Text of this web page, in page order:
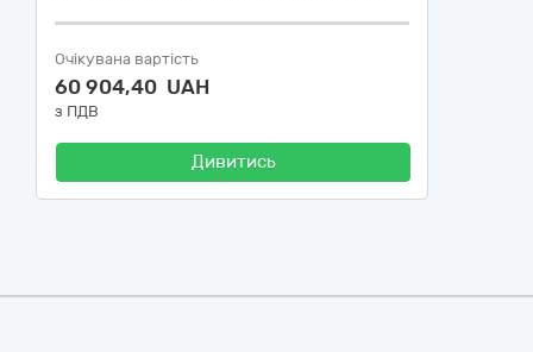
Очікувана вартість
60 904,40 UAH
з ПДВ
Дивитись